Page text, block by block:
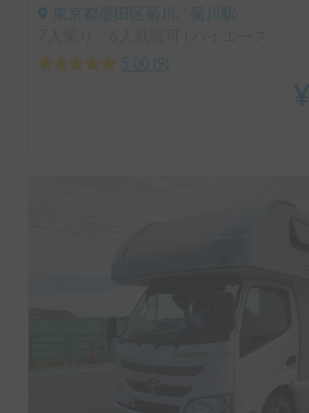
東京都墨田区菊川, ' 菊川駅
5.00
9
¥